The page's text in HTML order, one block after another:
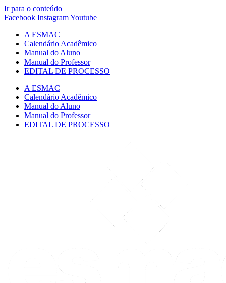
Ir para o conteúdo
Facebook InstagramYoutube
A ESMAC
Calendário Acadêmico
Manual do Aluno
Manual do Professor
EDITAL DE PROCESSO
A ESMAC
Calendário Acadêmico
Manual do Aluno
Manual do Professor
EDITAL DE PROCESSO